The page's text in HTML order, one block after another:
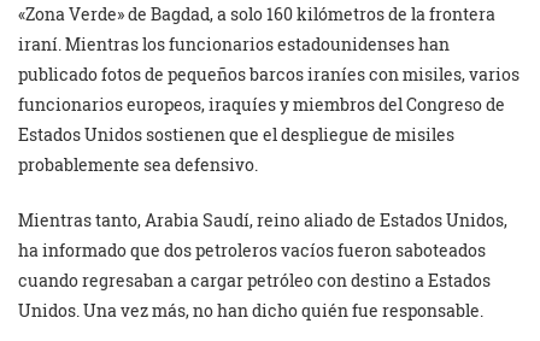
«Zona Verde» de Bagdad, a solo 160 kilómetros de la frontera
iraní. Mientras los funcionarios estadounidenses han
publicado fotos de pequeños barcos iraníes con misiles, varios
funcionarios europeos, iraquíes y miembros del Congreso de
Estados Unidos sostienen que el despliegue de misiles
probablemente sea defensivo.
Mientras tanto, Arabia Saudí, reino aliado de Estados Unidos,
ha informado que dos petroleros vacíos fueron saboteados
cuando regresaban a cargar petróleo con destino a Estados
Unidos. Una vez más, no han dicho quién fue responsable.